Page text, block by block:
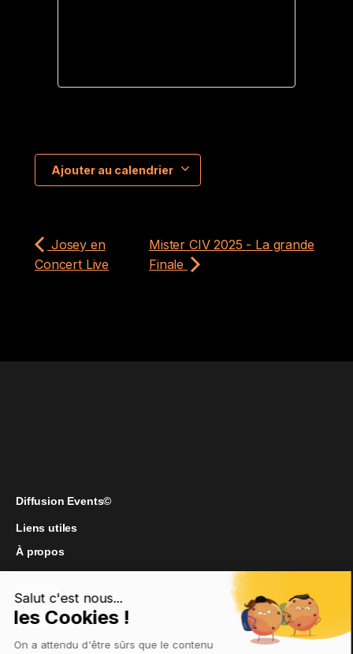
Ajouter au calendrier
Josey en
Concert Live
Mister CIV 2025 - La grande
Finale
Diffusion Events©
Liens utiles
À propos
Évènements